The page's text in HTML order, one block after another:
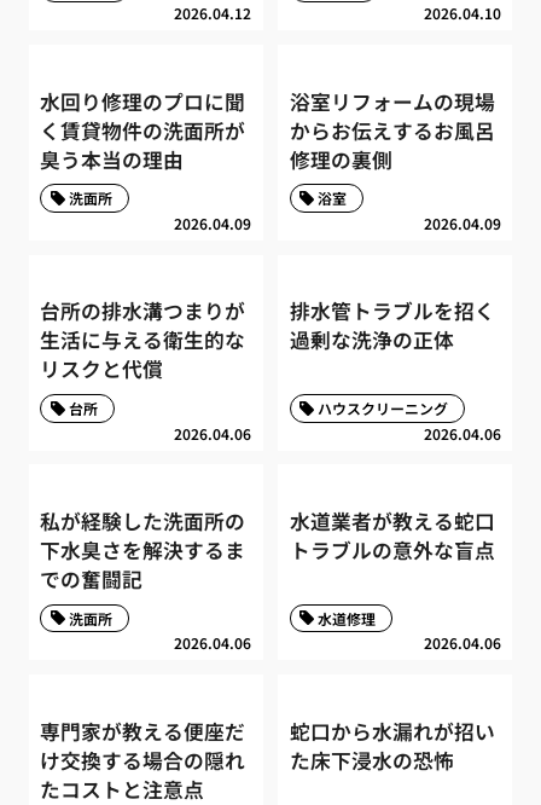
2026.04.12 2026.04.10
水回り修理のプロに聞
く賃貸物件の洗面所が
臭う本当の理由
2026.04.09
洗面所
浴室リフォームの現場
からお伝えするお風呂
修理の裏側
2026.04.09
浴室
台所の排水溝つまりが
生活に与える衛生的な
リスクと代償
2026.04.06
台所
排水管トラブルを招く
過剰な洗浄の正体
2026.04.06
ハウスクリーニング
私が経験した洗面所の
下水臭さを解決するま
での奮闘記
2026.04.06
洗面所
水道業者が教える蛇口
トラブルの意外な盲点
2026.04.06
水道修理
専門家が教える便座だ
け交換する場合の隠れ
たコストと注意点
蛇口から水漏れが招い
た床下浸水の恐怖